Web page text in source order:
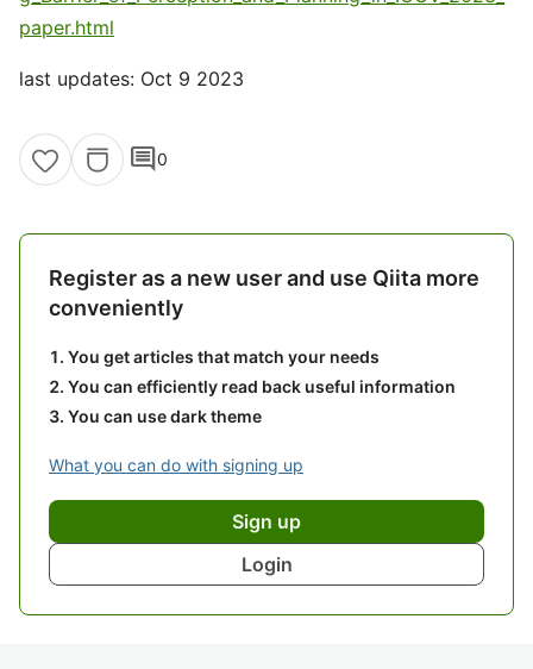
paper.html
last updates: Oct 9 2023
comment0
Register as a new user and use Qiita more
conveniently
You get articles that match your needs
You can efficiently read back useful information
You can use dark theme
What you can do with signing up
Sign up
Login